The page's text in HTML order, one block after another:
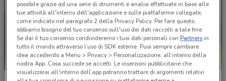
possibile grazie ad una serie di strumenti e analisi effettuate in base alle
tue attività all'interno dell'applicazione e sulle piattaforme collegate,
come indicato nel paragrafo 2 della Privacy Policy. Per fare questo,
abbiamo bisogno del tuo consenso sull'uso dei dati raccolti a tale fine.
Se dai il tuo consenso condivideremo i tuoi dati personali conPartnersin
tutto il mondo attraverso l’uso di SDK esterne. Puoi sempre cambiare
idea accedendo a Menu > Privacy > Personalizzazione, all’interno della
nostra App. Cosa succede se accetti: Le inserzioni pubblicitarie che
visualizzerai all'interno dell’app potranno trattare di argomenti relativi